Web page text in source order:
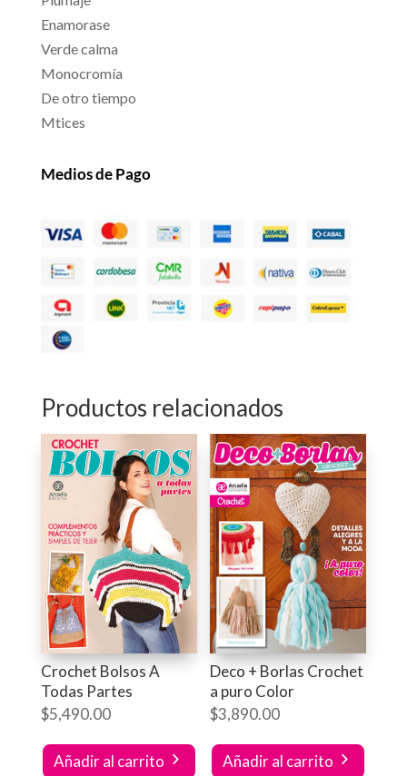
Enamorase
Verde calma
Monocromía
De otro tiempo
Mtices
Medios de Pago
Productos relacionados
Crochet Bolsos A
Todas Partes
$5,490.00
Añadir al carrito
Deco + Borlas Crochet
a puro Color
$3,890.00
Añadir al carrito